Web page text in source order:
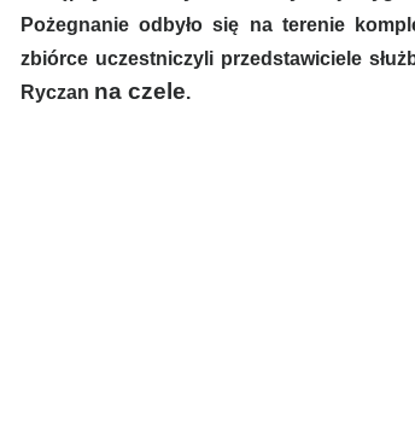
Pożegnanie odbyło się na terenie
zbiórce uczestniczyli przedstawiciele
Ryczan na czele.